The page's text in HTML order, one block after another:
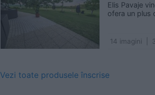
Elis Pavaje
ofera un plus
14 imagini |
Vezi toate produsele înscrise